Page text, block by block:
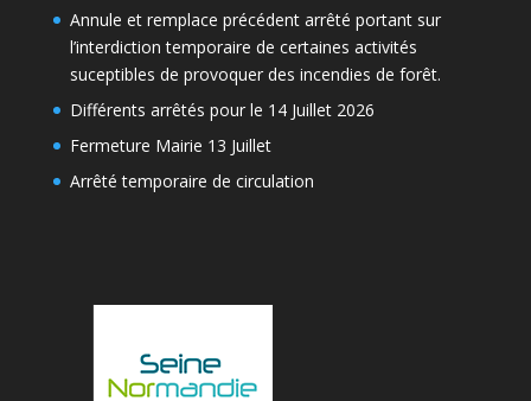
Annule et remplace précédent arrêté portant sur
l’interdiction temporaire de certaines activités
suceptibles de provoquer des incendies de forêt.
Différents arrêtés pour le 14 Juillet 2026
Fermeture Mairie 13 Juillet
Arrêté temporaire de circulation